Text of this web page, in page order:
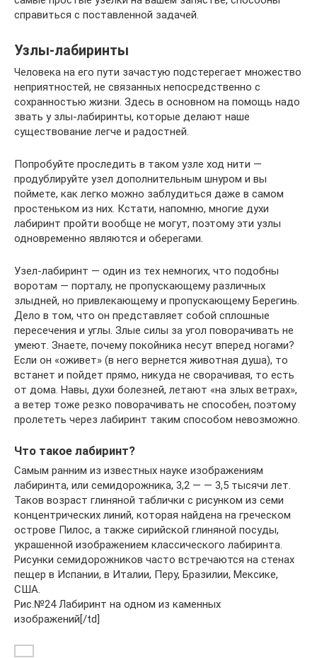
справиться с поставленной задачей.
Узлы-лабиринты
Человека на его пути зачастую подстерегает множество
неприятностей, не связанных непосредственно с
сохранностью жизни. Здесь в основном на помощь надо
звать у злы-лабиринты, которые делают наше
существование легче и радостней.
Попробуйте проследить в таком узле ход нити —
продублируйте узел дополнительным шнуром и вы
поймете, как легко можно заблудиться даже в самом
простеньком из них. Кстати, напомню, многие духи
лабиринт пройти вообще не могут, поэтому эти узлы
одновременно являются и оберегами.
Узел-лабиринт — один из тех немногих, что подобны
воротам — порталу, не пропускающему различных
злыдней, но привлекающему и пропускающему Берегинь.
Дело в том, что он представляет собой сплошные
пересечения и углы. Злые силы за угол поворачивать не
умеют. Знаете, почему покойника несут вперед ногами?
Если он «оживет» (в него вернется животная душа), то
встанет и пойдет прямо, никуда не сворачивая, то есть
от дома. Навы, духи болезней, летают «на злых ветрах»,
а ветер тоже резко поворачивать не способен, поэтому
пролететь через лабиринт таким способом невозможно.
Что такое лабиринт?
Самым ранним из известных науке изображениям
лабиринта, или семидорожника, 3,2 — — 3,5 тысячи лет.
Таков возраст глиняной таблички с рисунком из семи
концентрических линий, которая найдена на греческом
острове Пилос, а также сирийской глиняной посуды,
украшенной изображением классического лабиринта.
Рисунки семидорожников часто встречаются на стенах
пещер в Испании, в Италии, Перу, Бразилии, Мексике,
США.
Рис.№24 Лабиринт на одном из каменных
изображений[/td]